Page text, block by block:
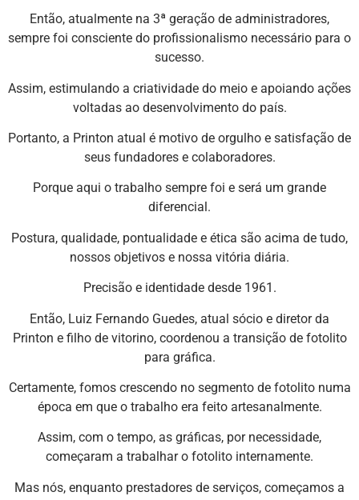
Então, atualmente na 3ª geração de administradores,
sempre foi consciente do profissionalismo necessário para o
sucesso.
Assim, estimulando a criatividade do meio e apoiando ações
voltadas ao desenvolvimento do país.
Portanto, a Printon atual é motivo de orgulho e satisfação de
seus fundadores e colaboradores.
Porque aqui o trabalho sempre foi e será um grande
diferencial.
Postura, qualidade, pontualidade e ética são acima de tudo,
nossos objetivos e nossa vitória diária.
Precisão e identidade desde 1961.
Então, Luiz Fernando Guedes, atual sócio e diretor da
Printon e filho de vitorino, coordenou a transição de fotolito
para gráfica.
Certamente, fomos crescendo no segmento de fotolito numa
época em que o trabalho era feito artesanalmente.
Assim, com o tempo, as gráficas, por necessidade,
começaram a trabalhar o fotolito internamente.
Mas nós, enquanto prestadores de serviços, começamos a